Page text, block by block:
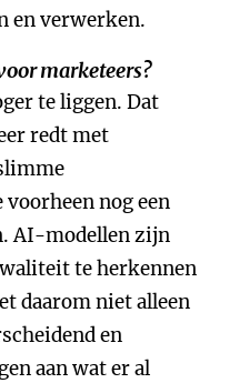
en verwerken.
marketeers?
te liggen. Dat
redt met
nog een
AI-modellen zijn
te herkennen
daarom niet alleen
en
aan wat er al